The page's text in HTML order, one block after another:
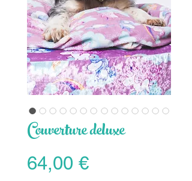
Couverture deluxe
64,00 €Prix